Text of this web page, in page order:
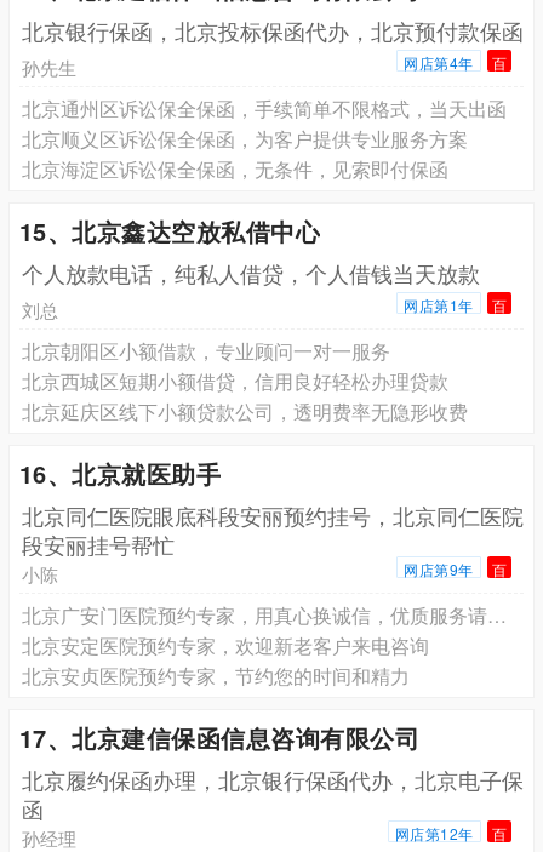
北京银行保函，北京投标保函代办，北京预付款保函
孙先生 网店第4年 百
北京通州区诉讼保全保函，手续简单不限格式，当天出函
北京顺义区诉讼保全保函，为客户提供专业服务方案
北京海淀区诉讼保全保函，无条件，见索即付保函
15、北京鑫达空放私借中心
个人放款电话，纯私人借贷，个人借钱当天放款
刘总 网店第1年 百
北京朝阳区小额借款，专业顾问一对一服务
北京西城区短期小额借贷，信用良好轻松办理贷款
北京延庆区线下小额贷款公司，透明费率无隐形收费
16、北京就医助手
北京同仁医院眼底科段安丽预约挂号，北京同仁医院
段安丽挂号帮忙
小陈 网店第9年 百
北京广安门医院预约专家，用真心换诚信，优质服务请放心
北京安定医院预约专家，欢迎新老客户来电咨询
北京安贞医院预约专家，节约您的时间和精力
17、北京建信保函信息咨询有限公司
北京履约保函办理，北京银行保函代办，北京电子保
函
孙经理 网店第12年 百